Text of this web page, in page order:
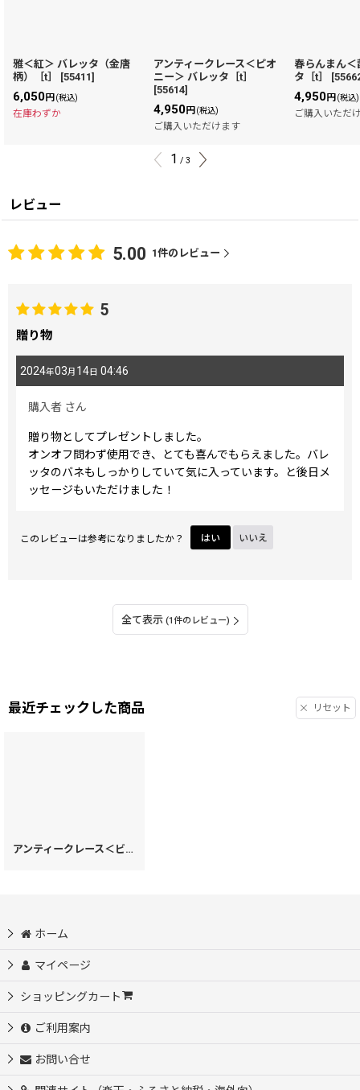
雅＜紅＞ バレッタ（金唐
柄）［t］
[55411]
6,050円(税込)
在庫わずか
アンティークレース＜ピオ
ニー＞ バレッタ［t］
[55614]
4,950円(税込)
ご購入いただけます
春らんまん＜
タ［t］
[
4,950円(税込)
ご購入いただ
1 / 3
レビュー
5.00 1件のレビュー
5
贈り物
2024年03月 14日 04:46
購入者 さん
贈り物としてプレゼントしました。
オンオフ問わず使用でき、とても喜んでもらえました。バレ
ッタのバネもしっかりしていて気に入っています。と後日メ
ッセージもいただけました！
このレビューは参考になりましたか？ はい いいえ
全て表示 (1件のレビュー)
最近チェックした商品 リセット
アンティークレース＜ビオラ＞ バレッタ［t］
ホーム
マイページ
ショッピングカート
ご利用案内
お問い合せ